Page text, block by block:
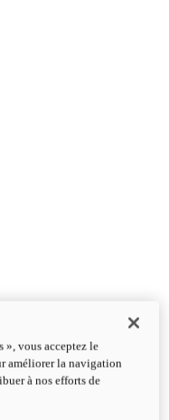
», vous acceptez le
améliorer la navigation
à nos efforts de